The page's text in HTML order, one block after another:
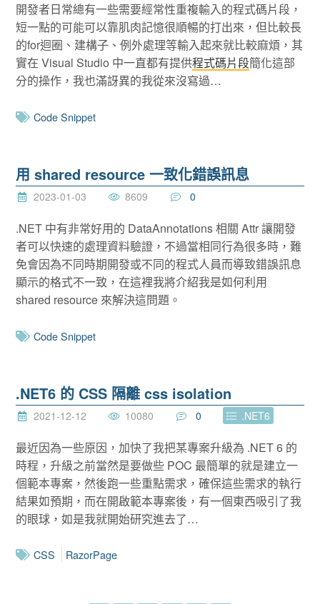
開發者日常總有一些需要經常性重複輸入的程式碼片段，
短一點的可能可以靠肌肉記憶很順暢的打出來，但比較長
的for迴圈、建構子、例外處理等輸入起來就比較麻煩，其
實在 Visual Studio 中一直都有提供程式碼片段簡化這部
分的操作，我也滿訝異的我從來沒寫過…
Code Snippet
用 shared resource 一致化錯誤訊息
2023-01-03 8609 0
.NET 中有非常好用的 DataAnnotations 相關 Attr 讓開發
者可以快速的處理資料驗證，不過當相同行為很多時，難
免會因為不同時期開發或不同的程式人員而導致錯誤訊息
顯示的格式不一致，在這裡我將介紹我是如何利用
shared resource 來解決這問題。
Code Snippet
.NET6 的 CSS 隔離 css isolation
2021-12-12 10080 0 .NET6
最近因為一些原因，加快了我把某專案升級為 .NET 6 的
時程，升級之前當然是要做些 POC 最簡單的就是建立一
個範本專案，然後跑一些重點需求，確保這些需求的執行
結果如預期，而在開啟範本專案後，有一個東西吸引了我
的眼球，如是我就開始研究進去了…
CSS RazorPage